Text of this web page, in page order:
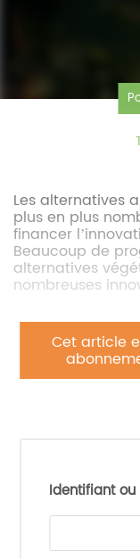
Cet article
Identifiant
Les alternatives
plus en plus
financer
Beaucoup de
alternatives
nombreuses
Les alg-
ou au poisson
recherche “Alg-
du Fonds
pêche. Ce
Les
nombreuses
nutritionnelles.
vitamines, des